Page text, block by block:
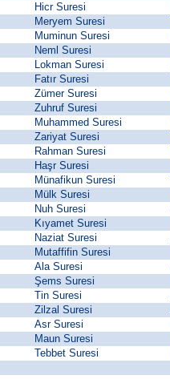
Hicr Suresi
Meryem Suresi
Muminun Suresi
Neml Suresi
Lokman Suresi
Fatır Suresi
Zümer Suresi
Zuhruf Suresi
Muhammed Suresi
Zariyat Suresi
Rahman Suresi
Haşr Suresi
Münafikun Suresi
Mülk Suresi
Nuh Suresi
Kıyamet Suresi
Naziat Suresi
Mutaffifin Suresi
Ala Suresi
Şems Suresi
Tin Suresi
Zilzal Suresi
Asr Suresi
Maun Suresi
Tebbet Suresi